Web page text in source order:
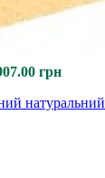
грн
натуральний